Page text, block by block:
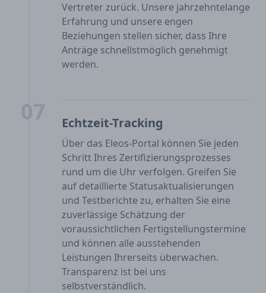
Vertreter zurück. Unsere jahrzehntelange
Erfahrung und unsere engen
Beziehungen stellen sicher, dass Ihre
Anträge schnellstmöglich genehmigt
werden.
Echtzeit-Tracking
Über das Eleos-Portal können Sie jeden
Schritt Ihres Zertifizierungsprozesses
rund um die Uhr verfolgen. Greifen Sie
auf detaillierte Statusaktualisierungen
und Testberichte zu, erhalten Sie eine
zuverlässige Schätzung der
voraussichtlichen Fertigstellungstermine
und können alle ausstehenden
Leistungen Ihrerseits überwachen.
Transparenz ist bei uns
selbstverständlich.